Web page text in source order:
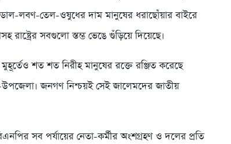
লবণ-তেল-ওষুধের দাম মানুষের ধরাছোঁয়ার বাইরে
রাষ্ট্রের সবগুলো স্তম্ভ ভেঙে গুঁড়িয়ে দিয়েছে।
শত শত নিরীহ মানুষের রক্তে রঞ্জিত করেছে
উপজেলা। জনগণ নিশ্চয়ই সেই জালেমদের জাতীয়
সব পর্যায়ের নেতা-কর্মীর অংশগ্রহণ ও দলের প্রতি